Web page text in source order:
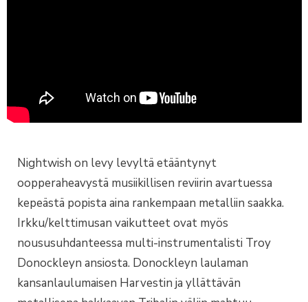
Nightwish on levy levyltä etääntynyt
oopperaheavystä musiikillisen reviirin avartuessa
kepeästä popista aina rankempaan metalliin saakka.
Irkku/kelttimusan vaikutteet ovat myös
noususuhdanteessa multi-instrumentalisti Troy
Donockleyn ansiosta. Donockleyn laulaman
kansanlaulumaisen Harvestin ja yllättävän